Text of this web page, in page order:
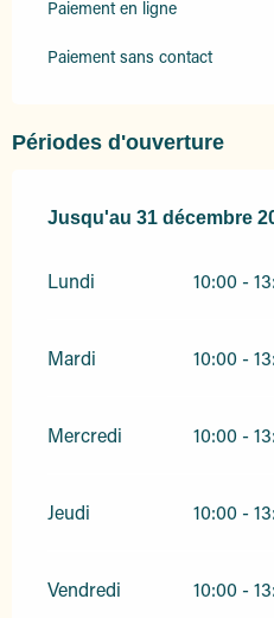
Paiement en ligne
Paiement sans contact
Périodes d'ouverture
Du2 janvier 2026au31
Jusqu'au 31 décembre
Lundi 10:00 -
Mardi 10:00 -
Mercredi 10:00 -
Jeudi 10:00 -
Vendredi 10:00 -